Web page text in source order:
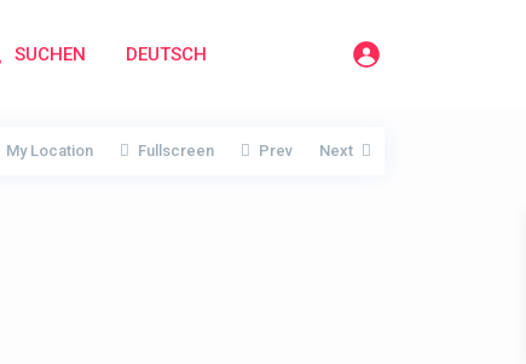
SUCHEN DEUTSCH
My Location Fullscreen Prev Next